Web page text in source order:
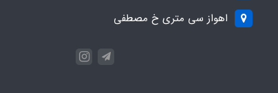
اهواز سی متری خ مصطفی